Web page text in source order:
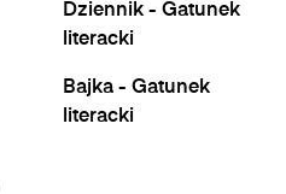
Dziennik - Gatunek
literacki
Bajka - Gatunek
literacki